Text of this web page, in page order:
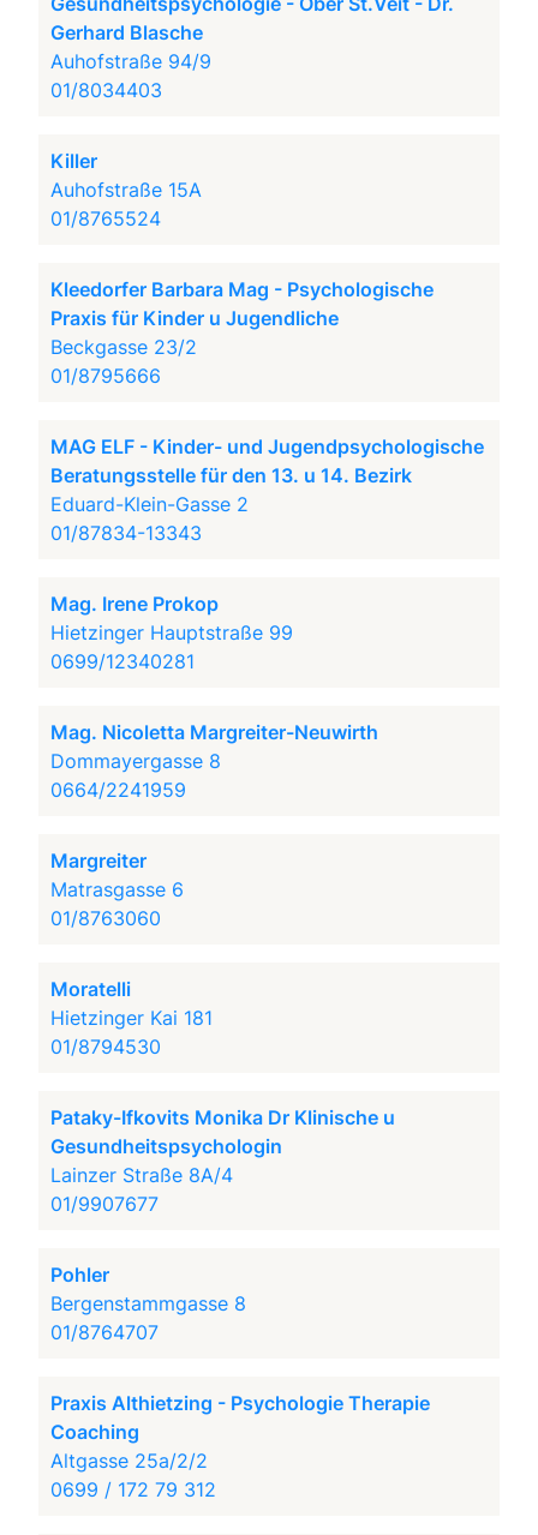
Gerhard Blasche
Auhofstraße 94/9
01/8034403
Killer
Auhofstraße 15A
01/8765524
Kleedorfer Barbara Mag - Psychologische
Praxis für Kinder u Jugendliche
Beckgasse 23/2
01/8795666
MAG ELF - Kinder- und Jugendpsychologische
Beratungsstelle für den 13. u 14. Bezirk
Eduard-Klein-Gasse 2
01/87834-13343
Mag. Irene Prokop
Hietzinger Hauptstraße 99
0699/12340281
Mag. Nicoletta Margreiter-Neuwirth
Dommayergasse 8
0664/2241959
Margreiter
Matrasgasse 6
01/8763060
Moratelli
Hietzinger Kai 181
01/8794530
Pataky-Ifkovits Monika Dr Klinische u
Gesundheitspsychologin
Lainzer Straße 8A/4
01/9907677
Pohler
Bergenstammgasse 8
01/8764707
Praxis Althietzing - Psychologie Therapie
Coaching
Altgasse 25a/2/2
0699 / 172 79 312